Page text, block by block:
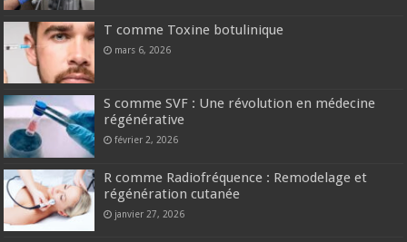
T comme Toxine botulinique
mars 6, 2026
S comme SVF : Une révolution en médecine
régénérative
février 2, 2026
R comme Radiofréquence : Remodelage et
régénération cutanée
janvier 27, 2026